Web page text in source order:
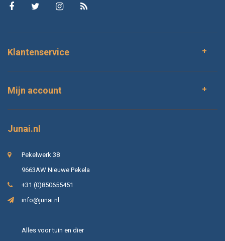
Klantenservice
Mijn account
Junai.nl
Pekelwerk 38
9663AW Nieuwe Pekela
+31 (0)850655451
info@junai.nl
Alles voor tuin en dier